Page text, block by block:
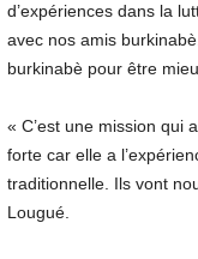
d’expériences dans la
avec nos amis
burkinabè pour être
« C’est une mission qui
forte car elle a
traditionnelle. Ils vont
Lougué.